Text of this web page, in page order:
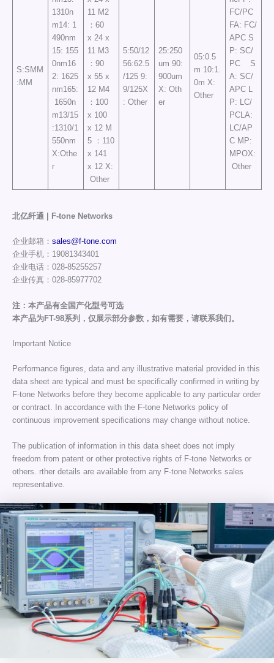
S:SMM
:MM
1310n
m14: 1
490nm
15: 155
0nm16
2: 1625
nm165:
1650n
m13/15
:1310/1
550nm
X:Othe
r
11 M2
：60
x 24 x
11 M3
：90
x 55 x
12 M4
：100
x 100
x 12 M
5 ：110
x 141
x 12 X:
Other
5:50/12
56:62.5
/125 9:
9/125X
: Other
25:250
um 90:
900um
X: Oth
er
05:0.5
m 10:1.
0m X:
Other
FC/PC
FA: FC/
APC S
P: SC/
PC S
A: SC/
APC L
P: LC/
PCLA:
LC/AP
C MP:
MPOX:
Other
北亿纤通 | F-tone Networks
企业邮箱： sales@f-tone.com
企业手机：19081343401
企业电话：028-85255257
企业传真：028-85977702
注：本产品有全国产化型号可选
本产品为FT-98系列，仅展示部分参数，如有需要，请联系我们。
Important Notice
Performance figures, data and any illustrative material provided in this
data sheet are typical and must be specifically confirmed in writing by
F-tone Networks before they become applicable to any particular order
or contract. In accordance with the F-tone Networks policy of
continuous improvement specifications may change without notice.
The publication of information in this data sheet does not imply
freedom from patent or other protective rights of F-tone Networks or
others. rther details are available from any F-tone Networks sales
representative.